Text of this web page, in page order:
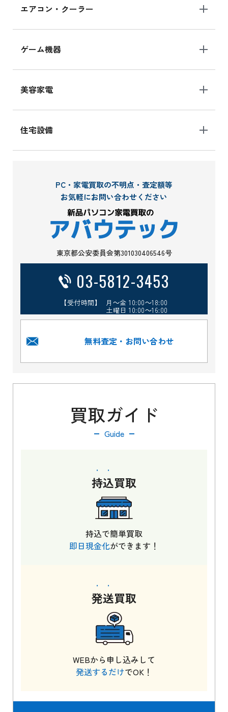
エアコン・クーラー
ゲーム機器
美容家電
住宅設備
PC・家電買取の不明点・査定額等
お気軽にお問い合わせください
東京都公安委員会第301030406546号
03-5812-3453
【受付時間】 月～金 10:00～18:00
土曜日 10:00～16:00
無料査定・お問い合わせ
買取ガイド
Guide
持込買取
持込で簡単買取
即日現金化ができます！
発送買取
WEBから申し込みして
発送するだけでOK！